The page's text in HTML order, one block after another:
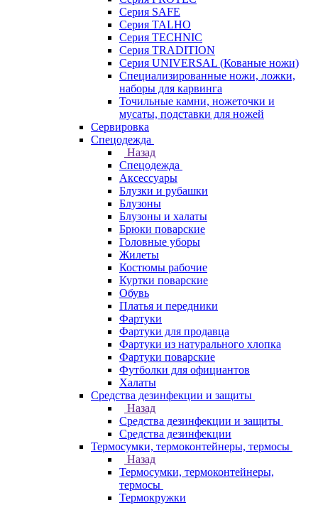
Серия SAFE
Серия TALHO
Серия TECHNIC
Серия TRADITION
Серия UNIVERSAL (Кованые ножи)
Специализированные ножи, ложки,
наборы для карвинга
Точильные камни, ножеточки и
мусаты, подставки для ножей
Сервировка
Спецодежда
Назад
Спецодежда
Аксессуары
Блузки и рубашки
Блузоны
Блузоны и халаты
Брюки поварские
Головные уборы
Жилеты
Костюмы рабочие
Куртки поварские
Обувь
Платья и передники
Фартуки
Фартуки для продавца
Фартуки из натурального хлопка
Фартуки поварские
Футболки для официантов
Халаты
Средства дезинфекции и защиты
Назад
Средства дезинфекции и защиты
Средства дезинфекции
Термосумки, термоконтейнеры, термосы
Назад
Термосумки, термоконтейнеры,
термосы
Термокружки